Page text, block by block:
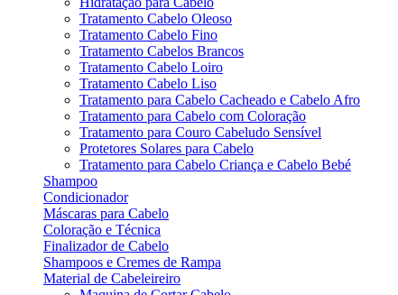
Tratamento Cabelo Oleoso
Tratamento Cabelo Fino
Tratamento Cabelos Brancos
Tratamento Cabelo Loiro
Tratamento Cabelo Liso
Tratamento para Cabelo Cacheado e Cabelo Afro
Tratamento para Cabelo com Coloração
Tratamento para Couro Cabeludo Sensível
Protetores Solares para Cabelo
Tratamento para Cabelo Criança e Cabelo Bebé
Shampoo
Condicionador
Máscaras para Cabelo
Coloração e Técnica
Finalizador de Cabelo
Shampoos e Cremes de Rampa
Material de Cabeleireiro